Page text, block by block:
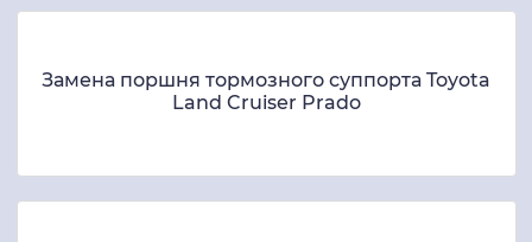
Замена поршня тормозного суппорта Toyota
Land Cruiser Prado